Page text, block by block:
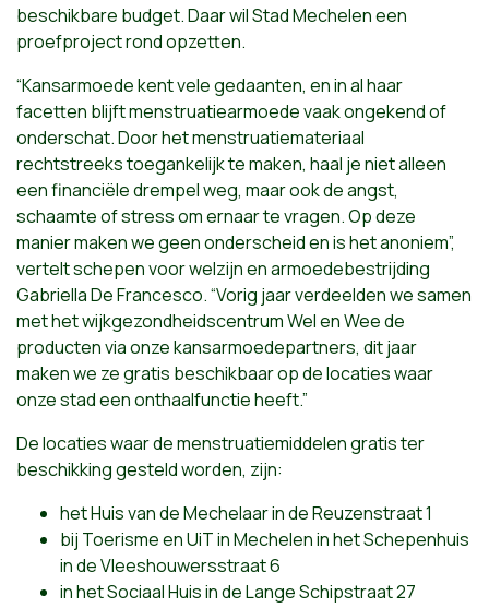
beschikbare budget. Daar wil Stad Mechelen een
proefproject rond opzetten.
“Kansarmoede kent vele gedaanten, en in al haar
facetten blijft menstruatiearmoede vaak ongekend of
onderschat. Door het menstruatiemateriaal
rechtstreeks toegankelijk te maken, haal je niet alleen
een financiële drempel weg, maar ook de angst,
schaamte of stress om ernaar te vragen. Op deze
manier maken we geen onderscheid en is het anoniem”,
vertelt schepen voor welzijn en armoedebestrijding
Gabriella De Francesco. “Vorig jaar verdeelden we samen
met het wijkgezondheidscentrum Wel en Wee de
producten via onze kansarmoedepartners, dit jaar
maken we ze gratis beschikbaar op de locaties waar
onze stad een onthaalfunctie heeft.”
De locaties waar de menstruatiemiddelen gratis ter
beschikking gesteld worden, zijn:
het Huis van de Mechelaar in de Reuzenstraat 1
bij Toerisme en UiT in Mechelen in het Schepenhuis
in de Vleeshouwersstraat 6
in het Sociaal Huis in de Lange Schipstraat 27